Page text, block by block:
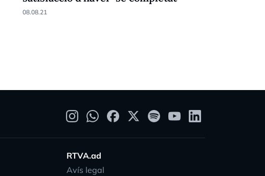
08.08.21
RTVA.ad
Avís legal